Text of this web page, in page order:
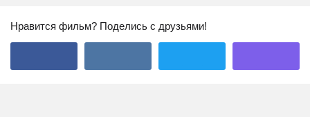
Нравится фильм? Поделись с друзьями!